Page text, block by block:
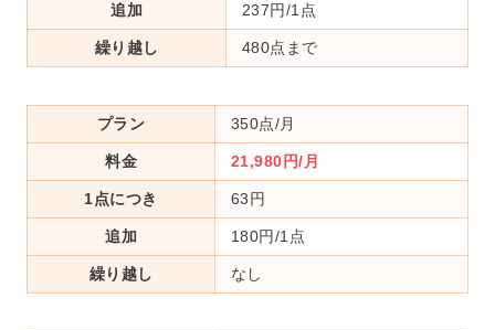
追加 237円/1点
繰り越し 480点まで
プラン 350点/月
料金 21,980円/月
1点につき 63円
追加 180円/1点
繰り越し なし